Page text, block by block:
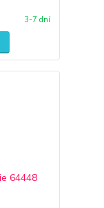
3-7 dní